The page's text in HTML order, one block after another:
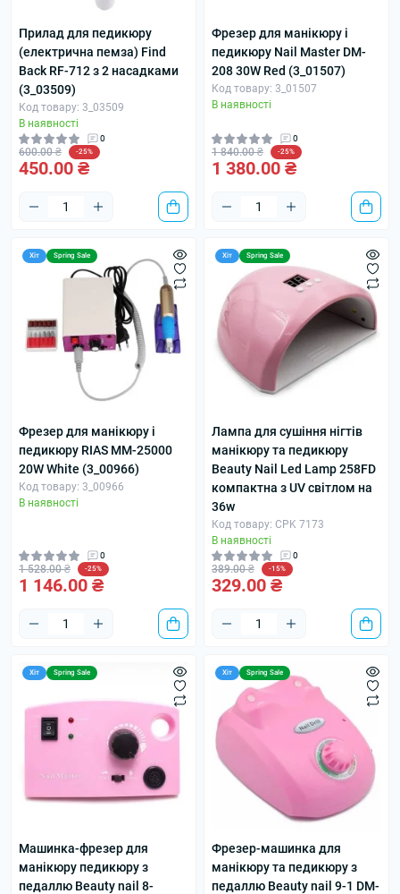
Прилад для педикюру
(електрична пемза) Find
Back RF-712 з 2 насадками
(3_03509)
Код товару: 3_03509
В наявності
0
600.00 ₴ -25%
450.00 ₴
Фрезер для манікюру і
педикюру Nail Master DM-
208 30W Red (3_01507)
Код товару: 3_01507
В наявності
0
1 840.00 ₴ -25%
1 380.00 ₴
Хіт Spring Sale
Фрезер для манікюру і
педикюру RIAS MM-25000
20W White (3_00966)
Код товару: 3_00966
В наявності
0
1 528.00 ₴ -25%
1 146.00 ₴
Хіт Spring Sale
Лампа для сушіння нігтів
манікюру та педикюру
Beauty Nail Led Lamp 258FD
компактна з UV світлом на
36w
Код товару: CPK 7173
В наявності
0
389.00 ₴ -15%
329.00 ₴
Хіт Spring Sale
Машинка-фрезер для
манікюру педикюру з
педаллю Beauty nail 8-
Хіт Spring Sale
Фрезер-машинка для
манікюру та педикюру з
педаллю Beauty nail 9-1 DM-